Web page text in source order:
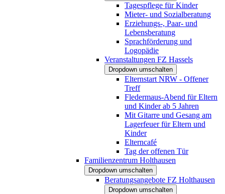
Tagespflege für Kinder
Mieter- und Sozialberatung
Erziehungs-, Paar- und
Lebensberatung
Sprachförderung und
Logopädie
Veranstaltungen FZ Hassels
Dropdown umschalten
Elternstart NRW - Offener
Treff
Fledermaus-Abend für Eltern
und Kinder ab 5 Jahren
Mit Gitarre und Gesang am
Lagerfeuer für Eltern und
Kinder
Elterncafé
Tag der offenen Tür
Familienzentrum Holthausen
Dropdown umschalten
Beratungsangebote FZ Holthausen
Dropdown umschalten